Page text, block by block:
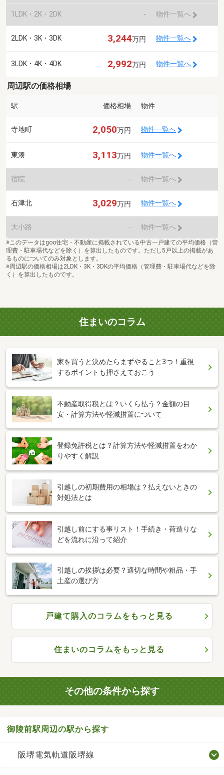
1LDK・2K・2DK - 物件一覧へ
2LDK・3K・3DK 3,244万円 物件一覧へ
3LDK・4K・4DK 2,992万円 物件一覧へ
周辺駅の価格相場
駅 価格相場 物件
寺地町 2,050万円 物件一覧へ
東湊 3,113万円 物件一覧へ
宿院 - 物件一覧へ
石津北 3,029万円 物件一覧へ
大小路 - 物件一覧へ
※このデータはgoo住宅・不動産に掲載されている中古一戸建ての平均価格（管
理費・駐車場代などを除く）を算出したものです。ただし5戸以上の掲載があ
るものについてのみ対象とします。
※周辺駅の価格相場は2LDK・3K・3DKの平均価格（管理費・駐車場代などを除
く）を算出したものです。
住まいのコラム
家を買うと決めたらまずやること3つ！重視
するポイントも押さえておこう
不動産取得税とは？いくら払う？金額の目
安・計算方法や軽減措置について
登録免許税とは？計算方法や軽減措置をわか
りやすく解説
引越しの初期費用の相場は？払えないときの
対処法とは
引越し前にする事リスト！手続き・荷造りな
どを流れに沿って紹介
引越しの挨拶は必要？適切な時間や粗品・手
土産の選び方
戸建て購入のコラムをもっと見る
住まいのコラムをもっと見る
その他の条件から探す
御陵前駅周辺の駅から探す
阪堺電気軌道阪堺線